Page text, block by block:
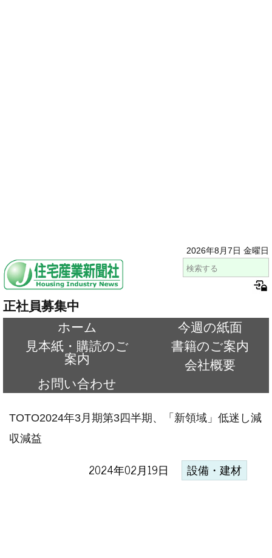
2026年8月7日 金曜日
正社員募集中
ホーム
今週の紙面
見本紙・購読のご
案内
書籍のご案内
会社概要
お問い合わせ
TOTO2024年3月期第3四半期、「新領域」低迷し減
収減益
2024年02月19日 設備・建材